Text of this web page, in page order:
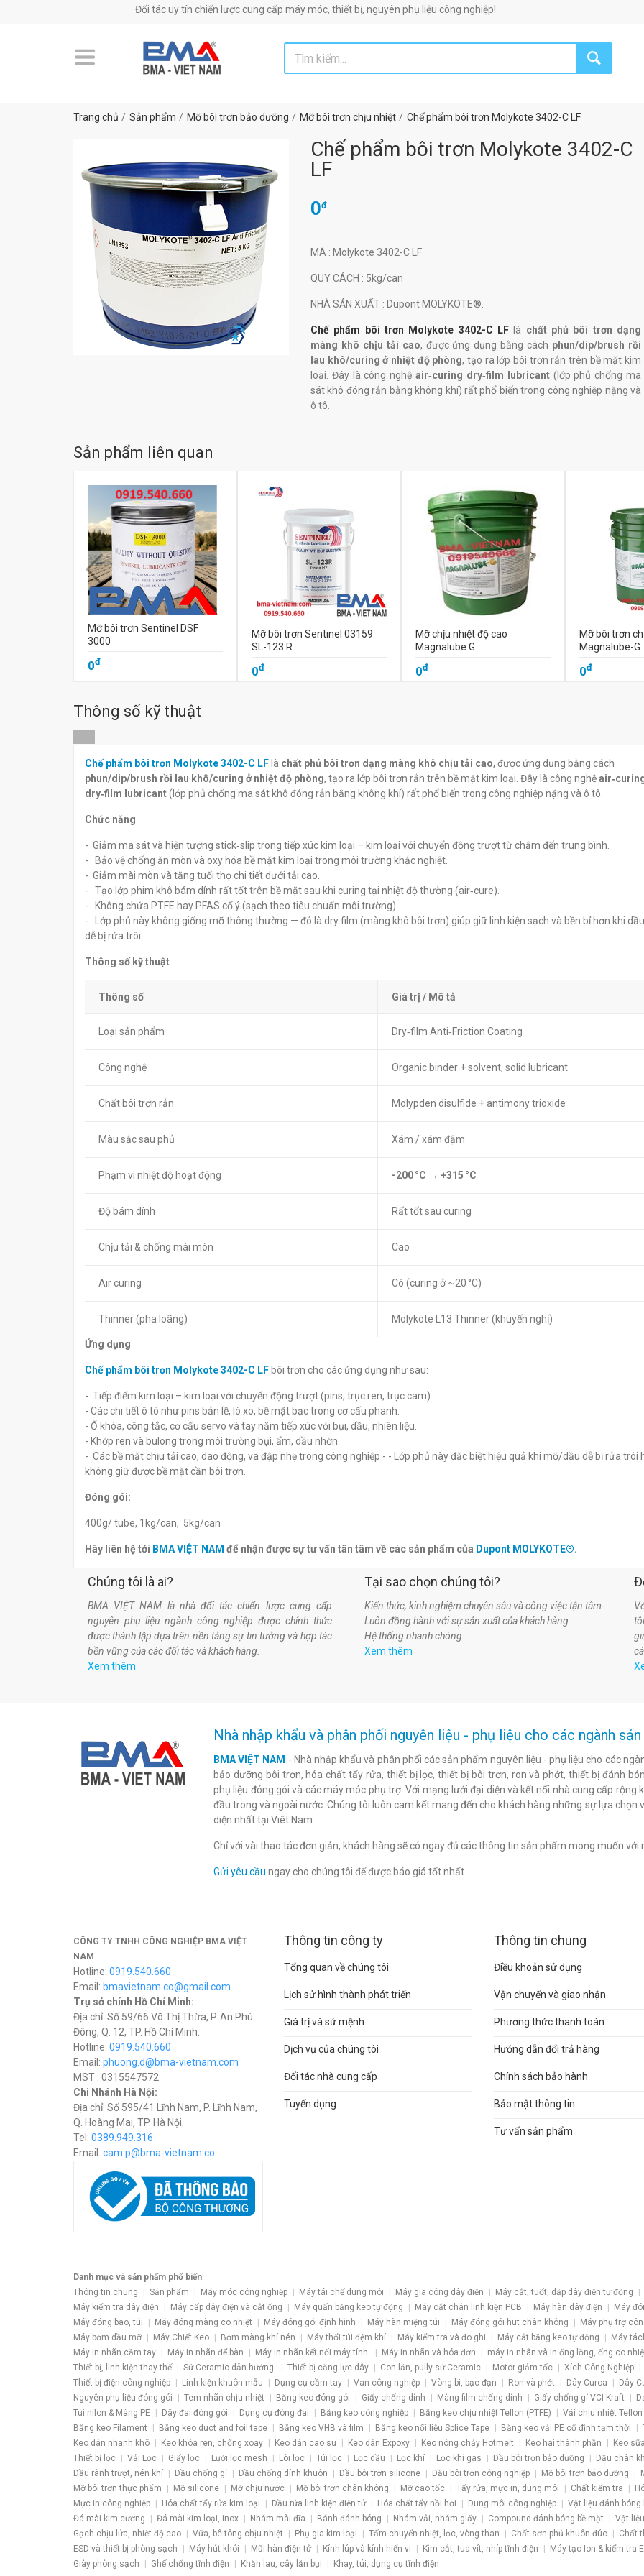
Đối tác uy tín chiến lược cung cấp máy móc, thiết bị, nguyên phụ liệu công nghiệp!
Trang chủ Sản phẩm Mỡ bôi trơn bảo dưỡng Mỡ bôi trơn chịu nhiệt Chế phẩm bôi trơn Molykote 3402-C LF
Chế phẩm bôi trơn Molykote 3402-C
LF
0đ
MÃ : Molykote 3402-C LF
QUY CÁCH : 5kg/can
NHÀ SẢN XUẤT : Dupont MOLYKOTE®.
Chế phẩm bôi trơn Molykote 3402-C LF là chất phủ bôi trơn dạng
màng khô chịu tải cao, được ứng dụng bằng cách phun/dip/brush rồi
lau khô/curing ở nhiệt độ phòng, tạo ra lớp bôi trơn rắn trên bề mặt kim
loại. Đây là công nghệair‑curing dry‑film lubricant(lớp phủ chống ma
sát khô đóng rắn bằng không khí) rất phổ biến trong công nghiệp nặng và
ô tô.
Sản phẩm liên quan
Mỡ bôi trơn Sentinel DSF
3000
0đ
Mỡ bôi trơn Sentinel 03159
SL-123 R
0đ
Mỡ chịu nhiệt độ cao
Magnalube G
0đ
Mỡ bôi trơn
Magnalube-G
0đ
Thông số kỹ thuật
Chế phẩm bôi trơn Molykote 3402-C LF là chất phủ bôi trơn dạng màng khô chịu tải cao, được ứng dụng bằng cách
phun/dip/brush rồi lau khô/curing ở nhiệt độ phòng, tạo ra lớp bôi trơn rắn trên bề mặt kim loại. Đây là công nghệ
dry‑film lubricant(lớp phủ chống ma sát khô đóng rắn bằng không khí) rất phổ biến trong công nghiệp nặng và ô tô.
Chức năng
- Giảm ma sát và hiện tượng stick‑slip trong tiếp xúc kim loại – kim loại với chuyển động trượt từ chậm đến trung bình.
- Bảo vệ chống ăn mòn và oxy hóa bề mặt kim loại trong môi trường khắc nghiệt.
- Giảm mài mòn và tăng tuổi thọ chi tiết dưới tải cao.
- Tạo lớp phim khô bám dính rất tốt trên bề mặt sau khi curing tại nhiệt độ thường (air‑cure).
- Không chứa PTFE hay PFAS cố ý (sạch theo tiêu chuẩn môi trường).
- Lớp phủ này không giống mỡ thông thường — đó là dry film (màng khô bôi trơn) giúp giữ linh kiện sạch và bền bỉ hơn khi
dễ bị rửa trôi
Thông số kỹ thuật
Thông số Giá trị / Mô tả
Loại sản phẩm Dry‑film Anti‑Friction Coating
Công nghệ Organic binder + solvent, solid lubricant
Chất bôi trơn rắn Molypden disulfide + antimony trioxide
Màu sắc sau phủ Xám / xám đậm
Phạm vi nhiệt độ hoạt động -200 °C → +315 °C
Độ bám dính Rất tốt sau curing
Chịu tải & chống mài mòn Cao
Air curing Có (curing ở ~20 °C)
Thinner (pha loãng) Molykote L13 Thinner (khuyến nghị)
Ứng dụng
Chế phẩm bôi trơn Molykote 3402-C LF bôi trơn cho các ứng dụng như sau:
- Tiếp điểm kim loại – kim loại với chuyển động trượt (pins, trục ren, trục cam).
- Các chi tiết ô tô như pins bản lề, lò xo, bề mặt bạc trong cơ cấu phanh.
- Ổ khóa, công tắc, cơ cấu servo và tay nắm tiếp xúc với bụi, dầu, nhiên liệu.
- Khớp ren và bulong trong môi trường bụi, ẩm, dầu nhờn.
- Các bề mặt chịu tải cao, dao động, va đập nhẹ trong công nghiệp - - Lớp phủ này đặc biệt hiệu quả khi mỡ/dầu dễ bị rửa trôi
không giữ được bề mặt cần bôi trơn.
Đóng gói:
400g/ tube, 1kg/can, 5kg/can
Hãy liên hệ tới BMA VIỆT NAM để nhận được sự tư vấn tân tâm về các sản phẩm của Dupont MOLYKOTE®.
Chúng tôi là ai?
BMA VIỆT NAM là nhà đối tác chiến lược cung cấp
nguyên phụ liệu ngành công nghiệp được chính thức
được thành lập dựa trên nền tảng sự tin tưởng và hợp tác
bền vững của các đối tác và khách hàng.
Xem thêm
Tại sao chọn chúng tôi?
Kiến thức, kinh nghiệm chuyên sâu và công việc tận tâm.
Luôn đồng hành với sự sản xuất của khách hàng.
Hệ thống nhanh chóng.
Xem thêm
Nhà nhập khẩu và phân phối nguyên liệu - phụ liệu cho các ngành
BMA VIỆT NAM - Nhà nhập khẩu và phân phối các sản phẩm nguyên liệu - phụ liệu cho các
bảo dưỡng bôi trơn, hóa chất tẩy rửa, thiết bị lọc, thiết bị bôi trơn, ron và phớt, thiết bị đánh
phụ liệu đóng gói và các máy móc phụ trợ. Với mạng lưới đại diện và kết nối nhà cung cấp
đầu trong và ngoài nước. Chúng tôi luôn cam kết mang đến cho khách hàng những sự lựa
diện nhất tại Viêt Nam.
Chỉ với vài thao tác đơn giản, khách hàng sẽ có ngay đủ các thông tin sản phẩm mong muốn
Gửi yêu cầu ngay cho chúng tôi để được báo giá tốt nhất.
CÔNG TY TNHH CÔNG NGHIỆP BMA VIỆT
NAM
Hotline: 0919.540.660
Email: bmavietnam.co@gmail.com
Trụ sở chính Hồ Chí Minh:
Địa chỉ: Số 59/66 Võ Thị Thừa, P. An Phú
Đông, Q. 12, TP. Hồ Chí Minh.
Hotline: 0919.540.660
Email: phuong.d@bma-vietnam.com
MST : 0315547572
Chi Nhánh Hà Nội:
Địa chỉ: Số 595/41 Lĩnh Nam, P. Lĩnh Nam,
Q. Hoàng Mai, TP. Hà Nội.
Tel: 0389.949.316
Email: cam.p@bma-vietnam.co
Thông tin công ty
Tổng quan về chúng tôi
Lịch sử hình thành phát triển
Giá trị và sứ mệnh
Dịch vụ của chúng tôi
Đối tác nhà cung cấp
Tuyển dụng
Thông tin chung
Điều khoản sử dụng
Vận chuyển và giao nhận
Phương thức thanh toán
Hướng dẫn đổi trả hàng
Chính sách bảo hành
Bảo mật thông tin
Tư vấn sản phẩm
Danh mục và sản phẩm phổ biến:
Thông tin chung
Sản phẩm Máy móc công nghiệp Máy tái chế dung môi Máy gia công dây điện
Máy cắt, tuốt, dập dây điện tự động
Máy kiểm tra dây điện
Máy cấp dây điện và cắt ống Máy quấn băng keo tự động Máy cắt chân linh kiện PCB Máy hàn dây điện
Máy
Máy đóng bao, túi
Máy đóng màng co nhiệt Máy đóng gói định hình Máy hàn miệng túi Máy đóng gói hut chân không
Máy phụ trợ
Máy bơm dầu mỡ
Máy Chiết Keo Bơm màng khí nén Máy thổi túi đệm khí Máy kiểm tra và đo ghi Máy cắt băng keo tự động
Máy
Máy in nhãn cầm tay
Máy in nhãn để bàn Máy in nhãn kết nối máy tính Máy in nhãn và hóa đơn
máy in nhãn và in ống lồng, ống co
Thiết bị, linh kiện thay thế
Sứ Ceramic dẫn hướng Thiết bị căng lực dây Con lăn, pully sứ Ceramic Motor giảm tốc
Xích Công Nghiệp
Thiết bị điện công nghiệp
Linh kiện khuôn mẫu Dụng cụ cầm tay Van công nghiệp Vòng bi, bạc đạn Ron và phớt Dây Curoa
Dây
Nguyên phụ liệu đóng gói
Tem nhãn chịu nhiệt Băng keo đóng gói Giấy chống dính Màng film chống dính Giấy chống gỉ VCI Kraft
Túi nilon & Màng PE
Dây đai đóng gói Dụng cụ đóng đai Băng keo công nghiệp Băng keo chịu nhiệt Teflon (PTFE)
Vải chịu nhiệt Teflon
Băng keo Filament
Băng keo duct and foil tape Băng keo VHB và film Băng keo nối liệu Splice Tape Băng keo vải PE cố định tạm thời
Keo dán nhanh khô
Keo khóa ren, chống xoay Keo dán cao su Keo dán Expoxy Keo nóng chảy Hotmelt Keo hai thành phần
Keo
Thiết bị lọc
Vải Lọc Giấy lọc Lưới lọc mesh Lõi lọc Túi lọc Lọc dầu Lọc khí Lọc khí gas Dầu bôi trơn bảo dưỡng
Dầu chân
Dầu rãnh trượt, nén khí
Dầu chống gỉ Dầu chống dính khuôn Dầu bôi trơn silicone Dầu bôi trơn công nghiệp Mỡ bôi trơn bảo dưỡng
Mỡ bôi trơn thực phẩm
Mỡ silicone Mỡ chịu nước Mỡ bôi trơn chân không Mỡ cao tốc Tẩy rửa, mực in, dung môi Chất kiểm tra
Mực in công nghiệp
Hóa chất tẩy rửa kim loại Dầu rửa linh kiện điện tử Hóa chất tẩy nồi hơi Dung môi công nghiệp
Vật liệu đánh bóng
Đá mài kim cương
Đá mài kim loại, inox Nhám mài đĩa Bánh đánh bóng Nhám vải, nhám giấy Compound đánh bóng bề mặt
Vật
Gạch chịu lửa, nhiệt độ cao
Vữa, bê tông chịu nhiệt Phụ gia kim loại Tấm chuyển nhiệt, lọc, vòng than Chất sơn phủ khuôn đúc
Chất
ESD và thiết bị phòng sạch
Máy hút khói Mũi hàn điện tử Kính lúp và kính hiển vi Kìm cắt, tua vít, nhíp tĩnh điện
Máy tạo Ion & kiểm tra
Giày phòng sạch
Ghế chống tĩnh điện Khăn lau, cây lăn bụi Khay, túi, dụng cụ tĩnh điện